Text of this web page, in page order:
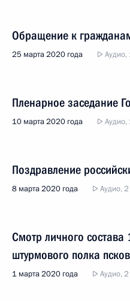
Обращение к
25 марта 2020 года
Пленарное заседание
10 марта 2020 года
Поздравление
8 марта 2020 года Аудио,
Смотр личного состава
штурмового полка
1 марта 2020 года Аудио,